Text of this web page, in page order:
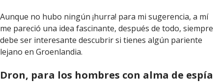
Aunque no hubo ningún ¡hurra! para mi sugerencia, a mí
me pareció una idea fascinante, después de todo, siempre
debe ser interesante descubrir si tienes algún pariente
lejano en Groenlandia.
Dron, para los hombres con alma de espía